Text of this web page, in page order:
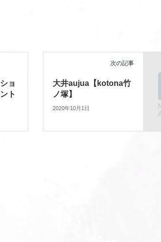
ョ
ト
次の記事
大井aujua【kotona竹
ノ塚】
2020年10月1日